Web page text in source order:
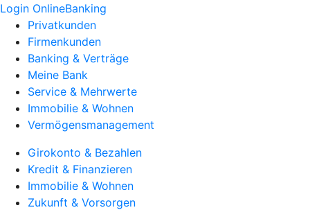
Login OnlineBanking
Privatkunden
Firmenkunden
Banking & Verträge
Meine Bank
Service & Mehrwerte
Immobilie & Wohnen
Vermögensmanagement
Girokonto & Bezahlen
Kredit & Finanzieren
Immobilie & Wohnen
Zukunft & Vorsorgen